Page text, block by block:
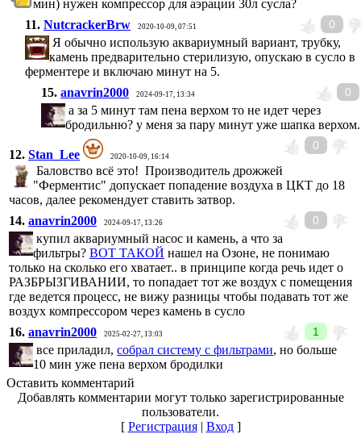
мин) нужен компрессор для аэрации 30л сусла?
0
11. NutcrackerBrw 2020-10-09, 07:51
Я обычно использую аквариумный вариант, трубку,
камень предварительно стерилизую, опускаю в сусло в
ферментере и включаю минут на 5.
0
15. anavrin2000 2024-09-17, 13:34
а за 5 минут там пена верхом то не идет через
бродильню? у меня за пару минут уже шапка
0
12. Stan_Lee 2020-10-09, 16:14
Баловство всё это! Производитель дрожжей
"Ферментис" допускает попадение воздуха в ЦКТ до 18
часов, далее рекомендует ставить затвор.
0
14. anavrin2000 2024-09-17, 13:26
купил аквариумный насос и камень, а что за
фильтры? ВОТ ТАКОЙ нашел на Озоне, не понимаю
только на сколько его хватает.. в принципе когда речь идет о
РАЗБРЫЗГИВАНИИ, то попадает тот же воздух с помещения
где ведется процесс, не вижу разницы чтобы подавать тот же
воздух компрессором через камень в сусло
1
16. anavrin2000 2025-02-27, 13:03
все приладил, собрал систему с фильтрами, но больше
10 мин уже пена верхом бродилки
Оставить комментарий
Добавлять комментарии могут только зарегистрированные
пользователи.
[ Регистрация| Вход]